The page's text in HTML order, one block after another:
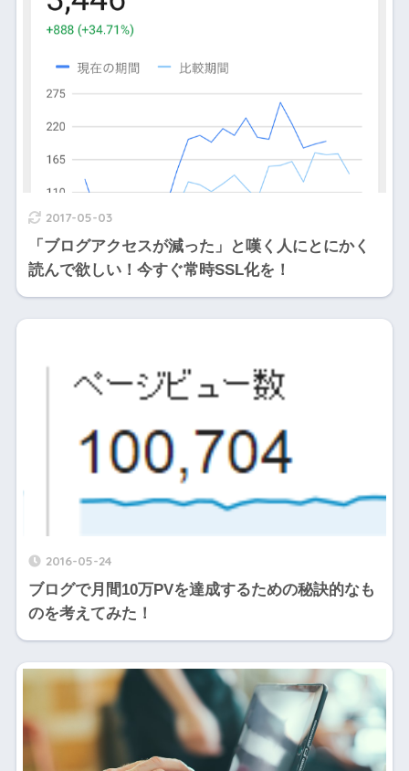
2017-05-03
「ブログアクセスが減った」と嘆く人にとにかく
読んで欲しい！今すぐ常時SSL化を！
2016-05-24
ブログで月間10万PVを達成するための秘訣的なも
のを考えてみた！